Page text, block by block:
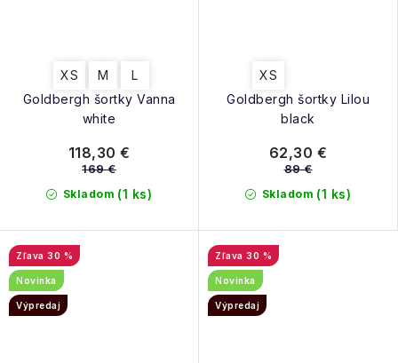
Goldbergh šortky Vanna
white
XS M L
Skladom (1 ks)
118,30 €
169 €
Goldbergh šortky Lilou
black
XS
Skladom (1 ks)
62,30 €
89 €
30 %
Novinka
Výpredaj
30 %
Novinka
Výpredaj